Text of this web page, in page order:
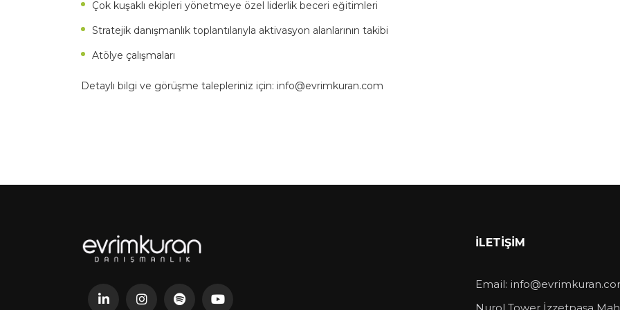
Çok kuşaklı ekipleri yönetmeye özel liderlik beceri eğitimleri
Stratejik danışmanlık toplantılarıyla aktivasyon alanlarının takibi
Atölye çalışmaları
Detaylı bilgi ve görüşme talepleriniz için: info@evrimkuran.com
İLETIŞIM
Email: